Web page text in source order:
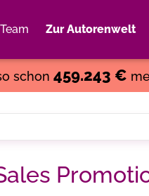
Team Zur Autorenwelt
schon 459.243 €